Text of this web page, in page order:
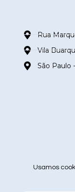
Rua
Vila
São Paulo
Usamos